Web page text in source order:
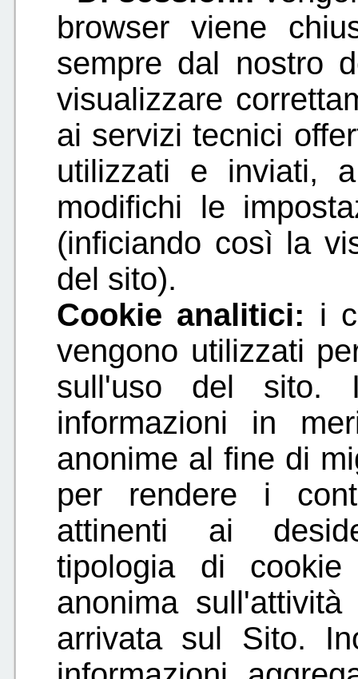
browser viene
sempre dal nostro
visualizzare
ai servizi tecnici
utilizzati e inviati,
modifichi le
(inficiando così la
del sito).
Cookie analitici: i
vengono utilizzati
sull'uso del sito.
informazioni in
anonime al fine di
per rendere i
attinenti ai
tipologia di
anonima
arrivata sul Sito.